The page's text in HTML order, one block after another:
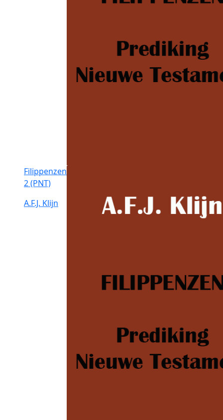
Filippenzen
2 (PNT)
A.F.J. Klijn